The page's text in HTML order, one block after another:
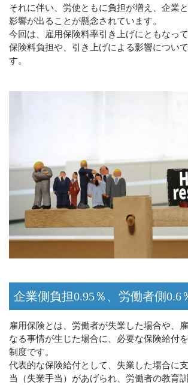
それに伴い、労使ともに負担が増え、企業
影響が出ることが懸念されています。
今回は、雇用保険料率引き上げにともなっ
保険料負担や、引き上げによる影響につい
す。
企業側負担0.95％、労働者側0.6
雇用保険とは、労働者が失業した場合や、
なる事情が生じた場合に、必要な保険給付
制度です。
代表的な保険給付として、失業した場合に
当（失業手当）があげられ、労働者の教育